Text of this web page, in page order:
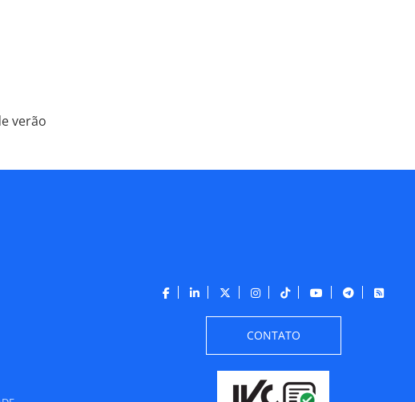
verão
CONTATO